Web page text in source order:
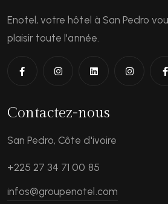
Enotel, votre hôtel à San Pedro
plaisir toute l'année.
Contactez-nous
San Pedro, Côte d'ivoire
+225 27 34 71 00 85
infos@groupenotel.com